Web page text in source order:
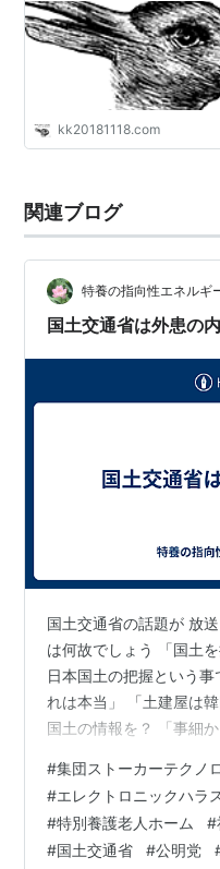
kk20181118.com
関連ブログ
特養の指向性エネルギ
国土交通省は外患の
国土交通省の話題が 放
は何故でしょう 「国土
日本国土の把握という
れは本当」 「土建屋は
国土の情報を？ 「事細
や」 今更 公明党の目的
教的に 宗教パラダイス
命や」 「それはある。
軍事作戦と宗教組織の拡
#集団ストーカーテクノ
#エレクトロニックハラ
#特別養護老人ホーム #
#国土交通省 #公明党